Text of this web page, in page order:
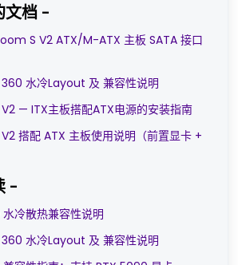
文档 -
S V2 ATX/M-ATX 主板 SATA 接口
水冷Layout 及 兼容性说明
— ITX主板搭配ATX电源的安装指南
搭配 ATX 主板使用说明（前置显卡 +
-
冷散热兼容性说明
水冷Layout 及 兼容性说明